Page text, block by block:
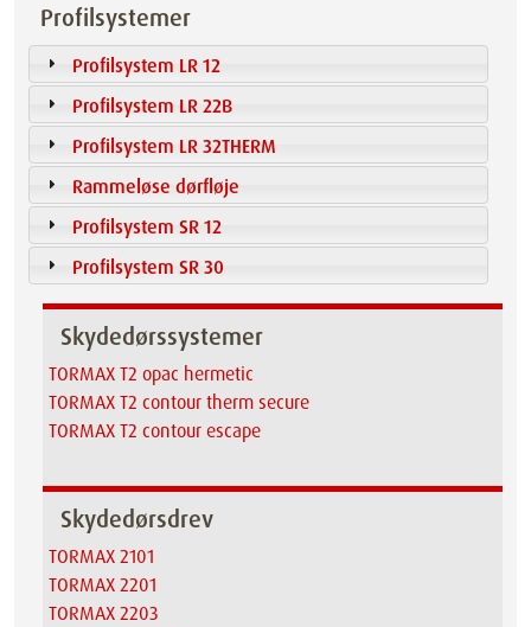
Profilsystemer
Profilsystem LR 12
Profilsystem LR 22B
Profilsystem LR 32THERM
Rammeløse dørfløje
Profilsystem SR 12
Profilsystem SR 30
Skydedørssystemer
TORMAX T2 opac hermetic
TORMAX T2 contour therm secure
TORMAX T2 contour escape
Skydedørsdrev
TORMAX 2101
TORMAX 2201
TORMAX 2203